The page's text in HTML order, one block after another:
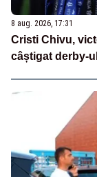
8 aug. 2026, 17:31
Cristi Chivu,
câștigat derby-